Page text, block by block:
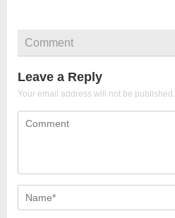
Comment
Leave a Reply
Your email address will not be published.